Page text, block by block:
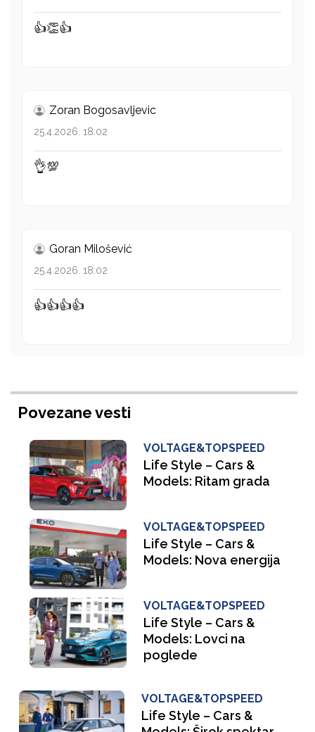
👍👏👍
Zoran Bogosavljevic
25.4.2026. 18:02
👌💯
Goran Milošević
25.4.2026. 18:02
👍👍👍👍
Povezane vesti
VOLTAGE&TOPSPEED
Life Style – Cars &
Models: Ritam grada
VOLTAGE&TOPSPEED
Life Style – Cars &
Models: Nova energija
VOLTAGE&TOPSPEED
Life Style – Cars &
Models: Lovci na
poglede
VOLTAGE&TOPSPEED
Life Style – Cars &